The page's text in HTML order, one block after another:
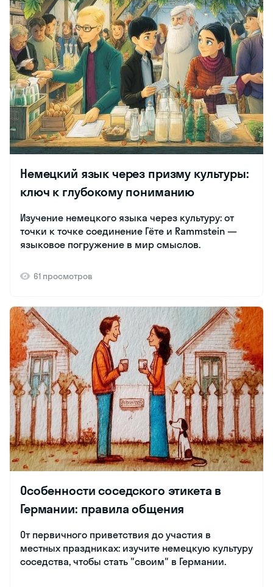
Немецкий язык через призму культуры:
ключ к глубокому пониманию
Изучение немецкого языка через культуру: от
точки к точке соединение Гёте и Rammstein —
языковое погружение в мир смыслов.
61 просмотров
Особенности соседского этикета в
Германии: правила общения
От первичного приветствия до участия в
местных праздниках: изучите немецкую культуру
соседства, чтобы стать "своим" в Германии.